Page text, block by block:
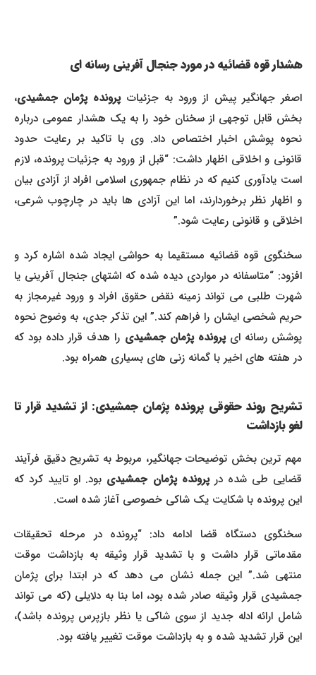
هشدار قوه قضائیه در مورد جنجال آفرینی رسانه ای
اصغر جهانگیر پیش از ورود به جزئیاتپرونده پژمان جمشیدی،
بخش قابل توجهی از سخنان خود را به یک هشدار عمومی درباره
نحوه پوشش اخبار اختصاص داد. وی با تاکید بر رعایت حدود
قانونی و اخلاقی اظهار داشت: “قبل از ورود به جزئیات پرونده، لازم
است یادآوری کنیم که در نظام جمهوری اسلامی افراد از آزادی بیان
و اظهار نظر برخوردارند، اما این آزادی ها باید در چارچوب شرعی،
اخلاقی و قانونی رعایت شود.”
سخنگوی قوه قضائیه مستقیما به حواشی ایجاد شده اشاره کرد و
افزود: “متاسفانه در مواردی دیده شده که اشتهای جنجال آفرینی یا
شهرت طلبی می تواند زمینه نقض حقوق افراد و ورود غیرمجاز به
حریم شخصی ایشان را فراهم کند.” این تذکر جدی، به وضوح نحوه
پوشش رسانه ایپرونده پژمان جمشیدیرا هدف قرار داده بود که
در هفته های اخیر با گمانه زنی های بسیاری همراه بود.
تشریح روند حقوقی پرونده پژمان جمشیدی: از تشدید قرار تا
لغو بازداشت
مهم ترین بخش توضیحات جهانگیر، مربوط به تشریح دقیق فرآیند
قضایی طی شده در پرونده پژمان جمشیدیبود. او تایید کرد که
این پرونده با شکایت یک شاکی خصوصی آغاز شده است.
سخنگوی دستگاه قضا ادامه داد: “پرونده در مرحله تحقیقات
مقدماتی قرار داشت و با تشدید قرار وثیقه به بازداشت موقت
منتهی شد.” این جمله نشان می دهد که در ابتدا برای پژمان
جمشیدی قرار وثیقه صادر شده بود، اما بنا به دلایلی (که می تواند
شامل ارائه ادله جدید از سوی شاکی یا نظر بازپرس پرونده باشد)،
این قرار تشدید شده و به بازداشت موقت تغییر یافته بود.